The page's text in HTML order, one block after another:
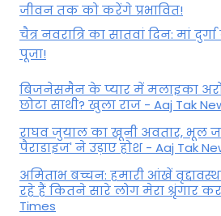
जीवन तक को करेंगे प्रभावित!
चैत्र नवरात्रि का सातवां दिन: मां
पूजा!
बिजनेसमैन के प्यार में मलाइका
छोटा साथी? खुला राज - Aaj Tak
राघव जुयाल का खूनी अवतार, भूल
पैराडाइज' ने उड़ाए होश - Aaj Tak
अमिताभ बच्चन: हमारी आंखें
रहे हैं कितने सारे लोग मेरा श्रृंगार
Times